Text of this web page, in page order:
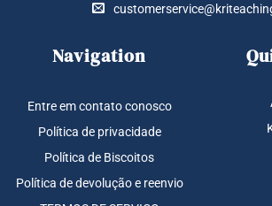
Navigation
Entre em contato conosco
Política de privacidade
Política de Biscoitos
Política de devolução e reenvio